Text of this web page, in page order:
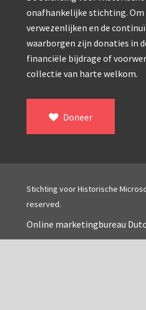
onafhankelijke stichting.
verwezenlijken en de
waarborgen zijn donaties in
financiële bijdrage of
collectie van harte welkom.
Doneer
Stichting voor Historische
reserved.
Online marketingbureau